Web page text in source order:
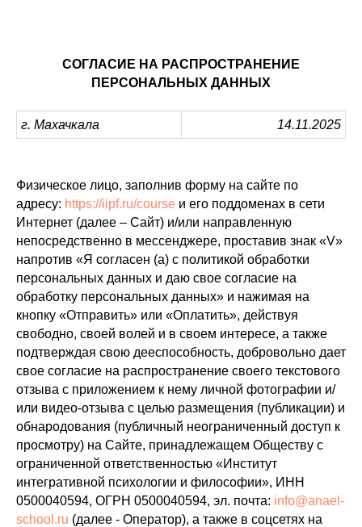
СОГЛАСИЕ НА РАСПРОСТРАНЕНИЕ
ПЕРСОНАЛЬНЫХ ДАННЫХ
г. Махачкала 14.11.2025
Физическое лицо, заполнив форму на сайте по
адресу: https://iipf.ru/course и его поддоменах в сети
Интернет (далее – Сайт) и/или направленную
непосредственно в мессенджере, проставив знак «V»
напротив «Я согласен (а) с политикой обработки
персональных данных и даю свое согласие на
обработку персональных данных» и нажимая на
кнопку «Отправить» или «Оплатить», действуя
свободно, своей волей и в своем интересе, а также
подтверждая свою дееспособность, добровольно дает
свое согласие на распространение своего текстового
отзыва с приложением к нему личной фотографии и/
или видео-отзыва с целью размещения (публикации) и
обнародования (публичный неограниченный доступ к
просмотру) на Сайте, принадлежащем Обществу с
ограниченной ответственностью «Институт
интегративной психологии и философии», ИНН
0500040594, ОГРН 0500040594, эл. почта: info@anael-
school.ru (далее - Оператор), а также в соцсетях на